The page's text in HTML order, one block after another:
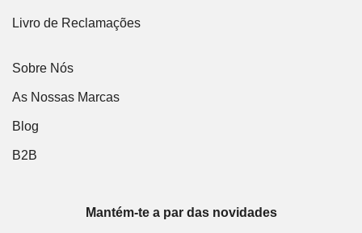
Livro de Reclamações
Sobre Nós
As Nossas Marcas
Blog
B2B
Mantém-te a par das novidades